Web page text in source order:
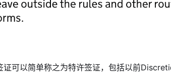
证可以简单称之为特许签证，包括以前